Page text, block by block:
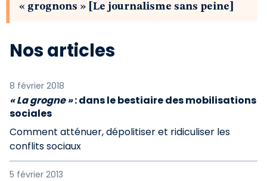
« grognons » [Le journalisme sans peine]
Nos articles
8 février 2018
« La grogne »: dans le bestiaire des mobilisations
sociales
Comment atténuer, dépolitiser et ridiculiser les
conflits sociaux
5 février 2013